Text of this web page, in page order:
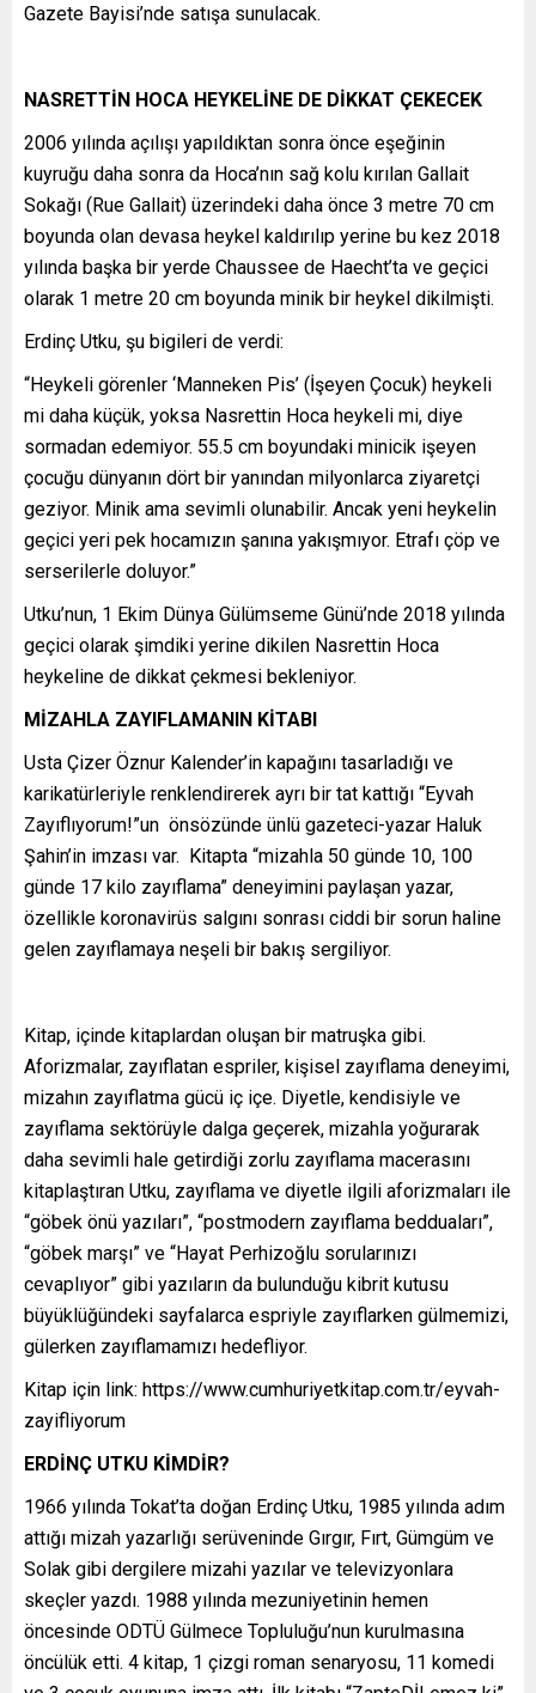
Gazete Bayisi’nde satışa sunulacak.
NASRETTİN HOCA HEYKELİNE DE DİKKAT ÇEKECEK
2006 yılında açılışı yapıldıktan sonra önce eşeğinin
kuyruğu daha sonra da Hoca’nın sağ kolu kırılan Gallait
Sokağı (Rue Gallait) üzerindeki daha önce 3 metre 70 cm
boyunda olan devasa heykel kaldırılıp yerine bu kez 2018
yılında başka bir yerde Chaussee de Haecht’ta ve geçici
olarak 1 metre 20 cm boyunda minik bir heykel dikilmişti.
Erdinç Utku, şu bigileri de verdi:
“Heykeli görenler ‘Manneken Pis’ (İşeyen Çocuk) heykeli
mi daha küçük, yoksa Nasrettin Hoca heykeli mi, diye
sormadan edemiyor. 55.5 cm boyundaki minicik işeyen
çocuğu dünyanın dört bir yanından milyonlarca ziyaretçi
geziyor. Minik ama sevimli olunabilir. Ancak yeni heykelin
geçici yeri pek hocamızın şanına yakışmıyor. Etrafı çöp ve
serserilerle doluyor.”
Utku’nun, 1 Ekim Dünya Gülümseme Günü’nde 2018 yılında
geçici olarak şimdiki yerine dikilen Nasrettin Hoca
heykeline de dikkat çekmesi bekleniyor.
MİZAHLA ZAYIFLAMANIN KİTABI
Usta Çizer Öznur Kalender’in kapağını tasarladığı ve
karikatürleriyle renklendirerek ayrı bir tat kattığı “Eyvah
Zayıflıyorum!”un önsözünde ünlü gazeteci-yazar Haluk
Şahin’in imzası var. Kitapta “mizahla 50 günde 10, 100
günde 17 kilo zayıflama” deneyimini paylaşan yazar,
özellikle koronavirüs salgını sonrası ciddi bir sorun haline
gelen zayıflamaya neşeli bir bakış sergiliyor.
Kitap, içinde kitaplardan oluşan bir matruşka gibi.
Aforizmalar, zayıflatan espriler, kişisel zayıflama deneyimi,
mizahın zayıflatma gücü iç içe. Diyetle, kendisiyle ve
zayıflama sektörüyle dalga geçerek, mizahla yoğurarak
daha sevimli hale getirdiği zorlu zayıflama macerasını
kitaplaştıran Utku, zayıflama ve diyetle ilgili aforizmaları ile
“göbek önü yazıları”, “postmodern zayıflama bedduaları”,
“göbek marşı” ve “Hayat Perhizoğlu sorularınızı
cevaplıyor” gibi yazıların da bulunduğu kibrit kutusu
büyüklüğündeki sayfalarca espriyle zayıflarken gülmemizi,
gülerken zayıflamamızı hedefliyor.
Kitap için link: https://www.cumhuriyetkitap.com.tr/eyvah-
zayifliyorum
ERDİNÇ UTKU KİMDİR?
1966 yılında Tokat’ta doğan Erdinç Utku, 1985 yılında adım
attığı mizah yazarlığı serüveninde Gırgır, Fırt, Gümgüm ve
Solak gibi dergilere mizahi yazılar ve televizyonlara
skeçler yazdı. 1988 yılında mezuniyetinin hemen
öncesinde ODTÜ Gülmece Topluluğu’nun kurulmasına
öncülük etti. 4 kitap, 1 çizgi roman senaryosu, 11 komedi